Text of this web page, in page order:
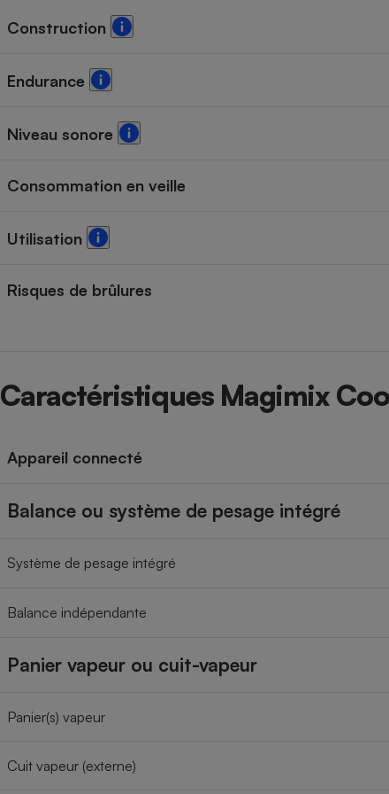
Construction
Endurance
Niveau sonore
Consommation en veille
Utilisation
Risques de brûlures
Caractéristiques Magimix
Appareil connecté
Balance ou système de pesage intégré
Système de pesage intégré
Balance indépendante
Panier vapeur ou cuit-vapeur
Panier(s) vapeur
Cuit vapeur (externe)